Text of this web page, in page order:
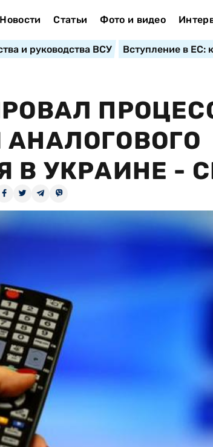
Новости Статьи Фото и видео
и руководства ВСУ Вступление в ЕС:
В УКРАИНЕ -